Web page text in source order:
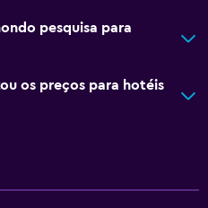
pesquisa para
os preços para hotéis